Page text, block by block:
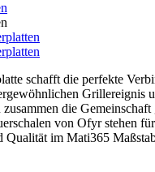
schafft die perfekte
Grillereignis
zusammen die Gemeinschaft
von Ofyr stehen
Qualität im Mati365